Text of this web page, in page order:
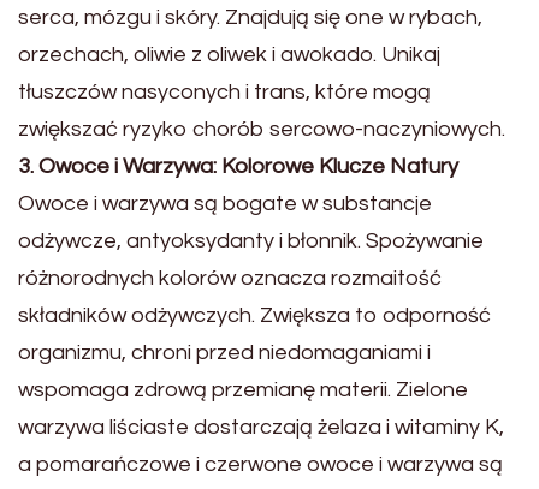
serca, mózgu i skóry. Znajdują się one w rybach,
orzechach, oliwie z oliwek i awokado. Unikaj
tłuszczów nasyconych i trans, które mogą
zwiększać ryzyko chorób sercowo-naczyniowych.
3. Owoce i Warzywa: Kolorowe Klucze Natury
Owoce i warzywa są bogate w substancje
odżywcze, antyoksydanty i błonnik. Spożywanie
różnorodnych kolorów oznacza rozmaitość
składników odżywczych. Zwiększa to odporność
organizmu, chroni przed niedomaganiami i
wspomaga zdrową przemianę materii. Zielone
warzywa liściaste dostarczają żelaza i witaminy K,
a pomarańczowe i czerwone owoce i warzywa są